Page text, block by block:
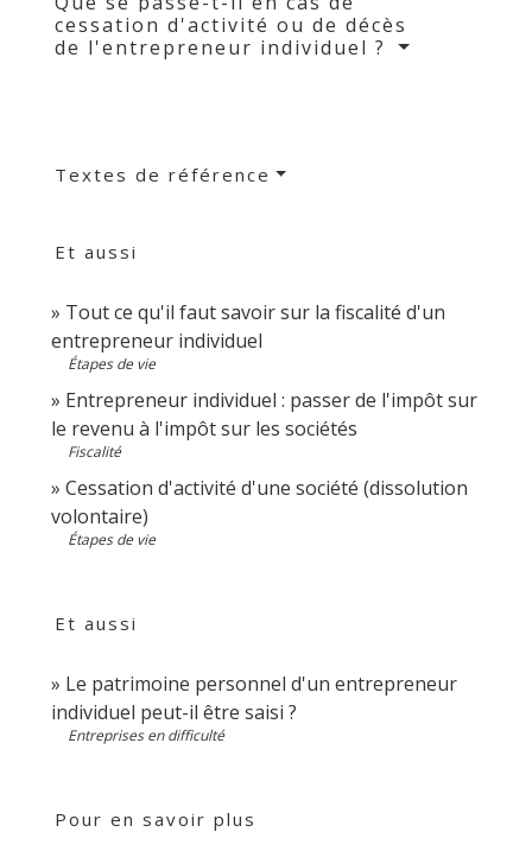
cessation d'activité ou de décès
de l'entrepreneur individuel ?
Textes de référence
Et aussi
Tout ce qu'il faut savoir sur la fiscalité d'un
entrepreneur individuel
Étapes de vie
Entrepreneur individuel : passer de l'impôt sur
le revenu à l'impôt sur les sociétés
Fiscalité
Cessation d'activité d'une société (dissolution
volontaire)
Étapes de vie
Et aussi
Le patrimoine personnel d'un entrepreneur
individuel peut-il être saisi ?
Entreprises en difficulté
Pour en savoir plus